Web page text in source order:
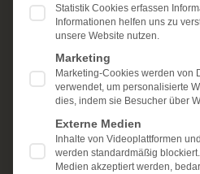
Kostenlose Erstberatung
Statistik Cookies erfassen
Informationen helfen uns zu
unsere Website nutzen.
Marketing
Marketing-Cookies werden von
verwendet, um personalisierte
dies, indem sie Besucher über
Externe Medien
Inhalte von Videoplattformen
werden standardmäßig
Medien akzeptiert werden,